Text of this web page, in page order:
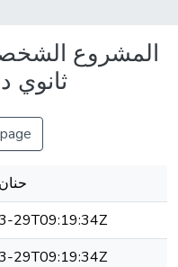
المشروع
ثانوي
29T09:19:34Z
29T09:19:34Z